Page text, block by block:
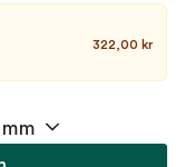
322,00 kr